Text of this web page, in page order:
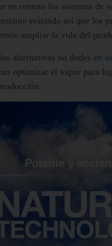
en remoto los sistemas de
evitando así que los
ampliar la vida del
alternativas no dudes en
optimizar el vapor para